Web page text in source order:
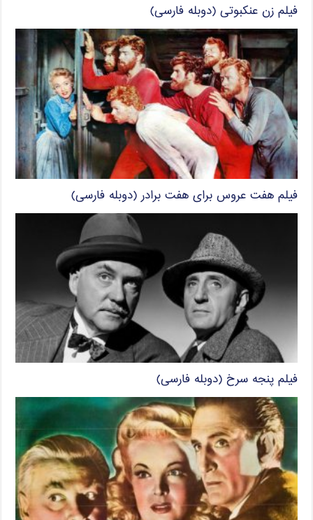
فیلم زن عنکبوتی (دوبله فارسی)
فیلم هفت عروس برای هفت برادر (دوبله فارسی)
فیلم پنجه سرخ (دوبله فارسی)